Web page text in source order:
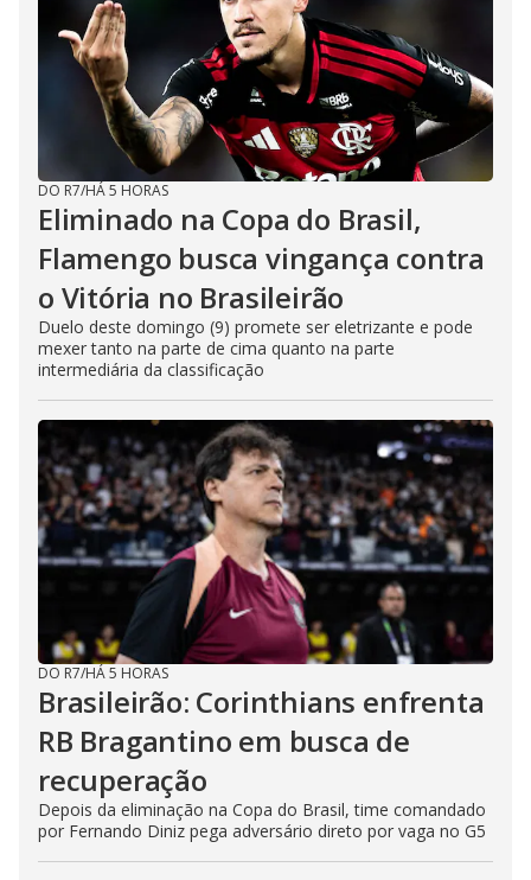
DO R7/HÁ 5 HORAS
Eliminado na Copa do Brasil,
Flamengo busca vingança contra
o Vitória no Brasileirão
Duelo deste domingo (9) promete ser eletrizante e pode
mexer tanto na parte de cima quanto na parte
intermediária da classificação
DO R7/HÁ 5 HORAS
Brasileirão: Corinthians enfrenta
RB Bragantino em busca de
recuperação
Depois da eliminação na Copa do Brasil, time comandado
por Fernando Diniz pega adversário direto por vaga no G5